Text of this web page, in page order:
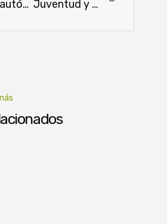
Peces autóctonos en el centro de una jornada educativa y cultural Juventud y empresas comprometidas impulsan el futuro del agro en el Chaco